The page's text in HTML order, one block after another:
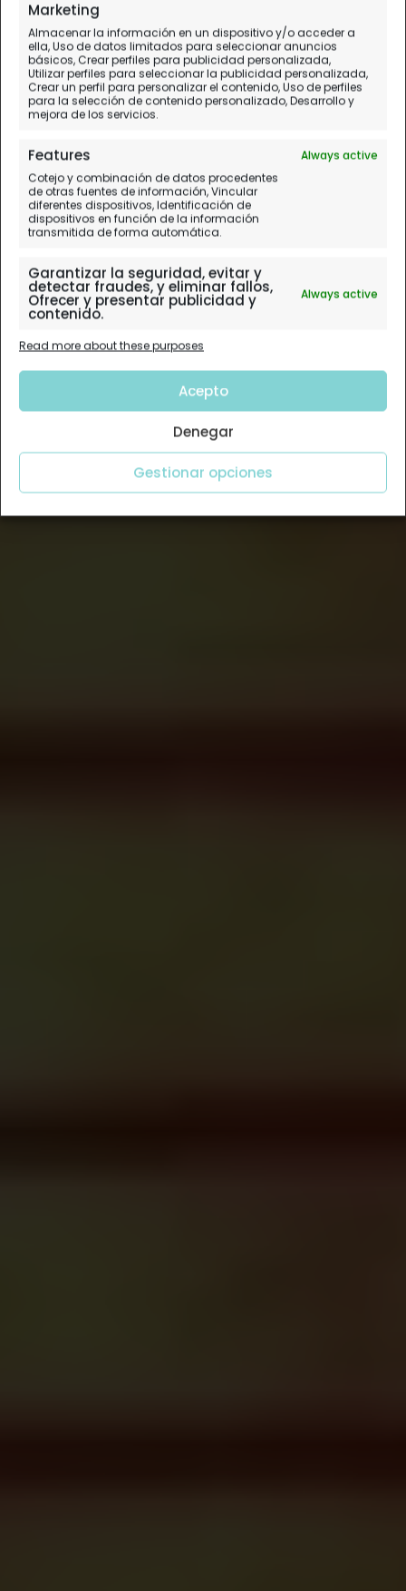
Marketing
Almacenar la información en un dispositivo y/o acceder a
ella, Uso de datos limitados para seleccionar anuncios
básicos, Crear perfiles para publicidad personalizada,
Utilizar perfiles para seleccionar la publicidad personalizada,
Crear un perfil para personalizar el contenido, Uso de perfiles
para la selección de contenido personalizado, Desarrollo y
mejora de los servicios.
Features
Always active
Cotejo y combinación de datos procedentes
de otras fuentes de información, Vincular
diferentes dispositivos, Identificación de
dispositivos en función de la información
transmitida de forma automática.
Garantizar la seguridad, evitar y
detectar fraudes, y eliminar fallos,
Ofrecer y presentar publicidad y
contenido.
Always active
Read more about these purposes
Acepto
Denegar
Gestionar opciones